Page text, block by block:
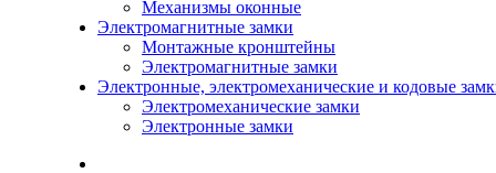
Механизмы оконные
Электромагнитные замки
Монтажные кронштейны
Электромагнитные замки
Электронные, электромеханические и кодовые
Электромеханические замки
Электронные замки